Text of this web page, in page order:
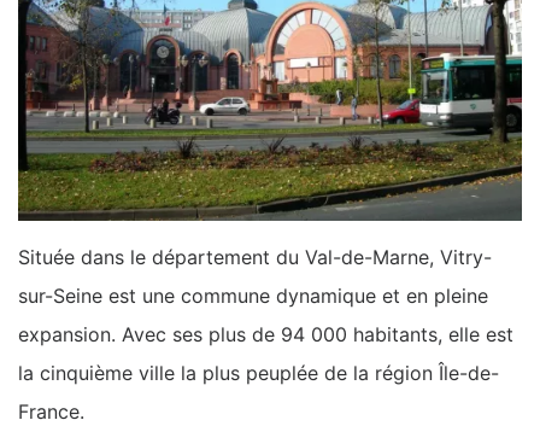
Située dans le département du Val-de-Marne, Vitry-
sur-Seine est une commune dynamique et en pleine
expansion. Avec ses plus de 94 000 habitants, elle est
la cinquième ville la plus peuplée de la région Île-de-
France.